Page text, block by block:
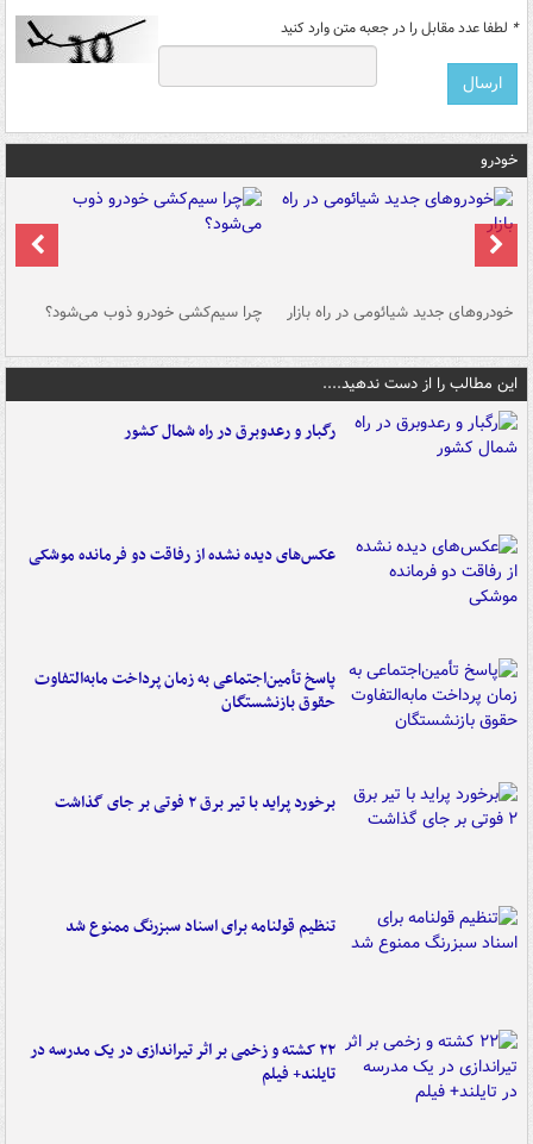
* لطفا عدد مقابل را در جعبه متن وارد کنید
خودرو
خودروهای جدید شیائومی در راه بازار چرا سیم‌کشی خودرو ذوب می‌شود؟
این مطالب را از دست ندهید....
رگبار و رعدوبرق در راه شمال کشور
عکس‌های دیده نشده از رفاقت دو فرمانده‌ موشکی
پاسخ تأمین‌اجتماعی به زمان پرداخت مابه‌التفاوت
حقوق بازنشستگان
برخورد پراید با تیر برق ۲ فوتی بر جای گذاشت
تنظیم قولنامه برای اسناد سبزرنگ ممنوع شد
۲۲ کشته و زخمی بر اثر تیراندازی در یک مدرسه در
تایلند+ فیلم